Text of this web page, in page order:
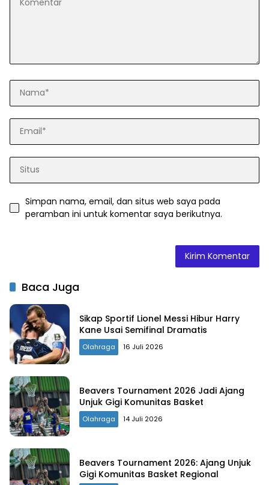
Simpan nama, email, dan situs web saya pada
peramban ini untuk komentar saya berikutnya.
Baca Juga
Sikap Sportif Lionel Messi Hibur Harry
Kane Usai Semifinal Dramatis
Olahraga 16 Juli 2026
Beavers Tournament 2026 Jadi Ajang
Unjuk Gigi Komunitas Basket
Olahraga 14 Juli 2026
Beavers Tournament 2026: Ajang Unjuk
Gigi Komunitas Basket Regional